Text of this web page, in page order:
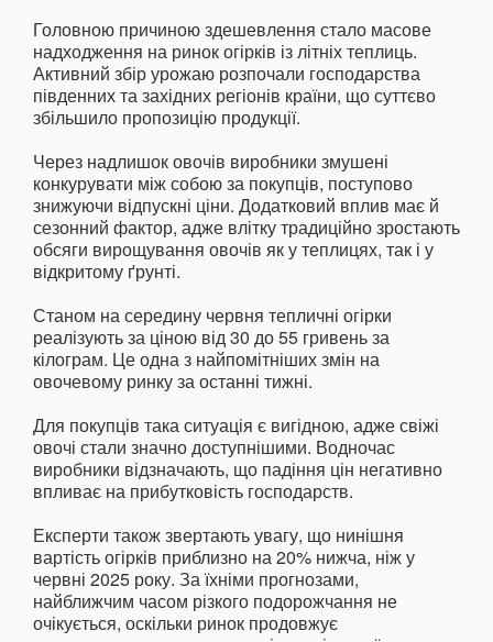
Головною причиною здешевлення стало масове
надходження на ринок огірків із літніх теплиць.
Активний збір урожаю розпочали господарства
південних та західних регіонів країни, що суттєво
збільшило пропозицію продукції.
Через надлишок овочів виробники змушені
конкурувати між собою за покупців, поступово
знижуючи відпускні ціни. Додатковий вплив має й
сезонний фактор, адже влітку традиційно зростають
обсяги вирощування овочів як у теплицях, так і у
відкритому ґрунті.
Станом на середину червня тепличні огірки
реалізують за ціною від 30 до 55 гривень за
кілограм. Це одна з найпомітніших змін на
овочевому ринку за останні тижні.
Для покупців така ситуація є вигідною, адже свіжі
овочі стали значно доступнішими. Водночас
виробники відзначають, що падіння цін негативно
впливає на прибутковість господарств.
Експерти також звертають увагу, що нинішня
вартість огірків приблизно на 20% нижча, ніж у
червні 2025 року. За їхніми прогнозами,
найближчим часом різкого подорожчання не
очікується, оскільки ринок продовжує